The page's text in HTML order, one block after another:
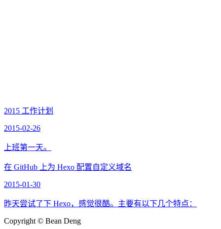
2015 工作计划
2015-02-26
上班第一天。
在 GitHub 上为 Hexo 配置自定义域名
2015-01-30
昨天尝试了下 Hexo，感觉很酷。主要有以下几个特点：
Copyright © Bean Deng